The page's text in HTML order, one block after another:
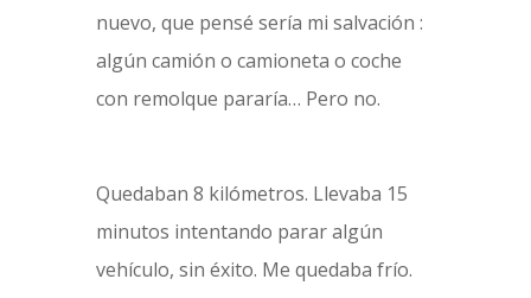
nuevo, que pensé sería mi salvación :
algún camión o camioneta o coche
con remolque pararía… Pero no.
Quedaban 8 kilómetros. Llevaba 15
minutos intentando parar algún
vehículo, sin éxito. Me quedaba frío.